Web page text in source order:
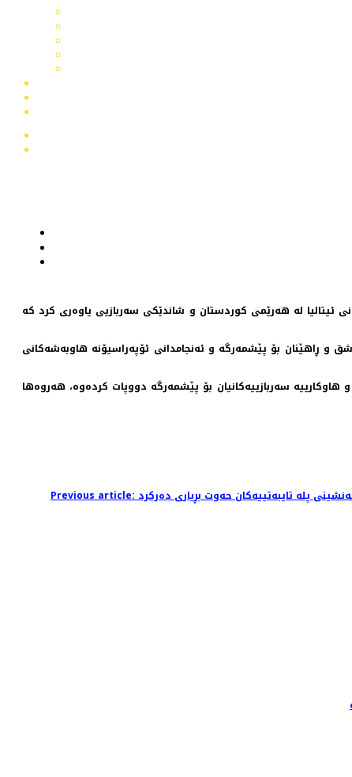
ئیتالیا لە هەرێمی كوردستان و شاندێکی سەربازیی یاوەری کرد كە
و ڕاهێنان بۆ پێشمەرگە و ئەنجامدانی ئۆپەراسیۆنە هاوبەشەکانی
سەربازییەكانیان بۆ پێشمەرگە دووپات كردەوە، هەروەها